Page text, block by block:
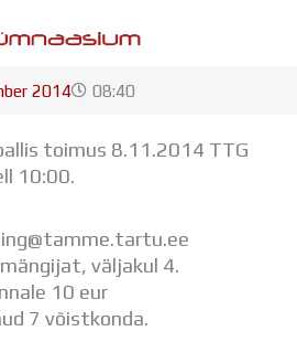
2014 08:40
toimus 8.11.2014 TTG
10:00.
väljakul 4.
10 eur
7 võistkonda.